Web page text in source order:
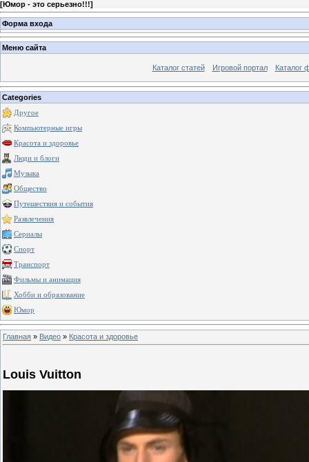
[Юмор - это серьезно!!!]
Форма входа
Меню сайта
Каталог статей Игровой портал Каталог
Categories
Другое
Компьютерные игры
Красота и здоровье
Люди и блоги
Музыка
Общество
Путешествия и события
Развлечения
Сериалы
Спорт
Транспорт
Фильмы и анимация
Хобби и образование
Юмор
Главная » Видео » Красота и здоровье
Louis Vuitton